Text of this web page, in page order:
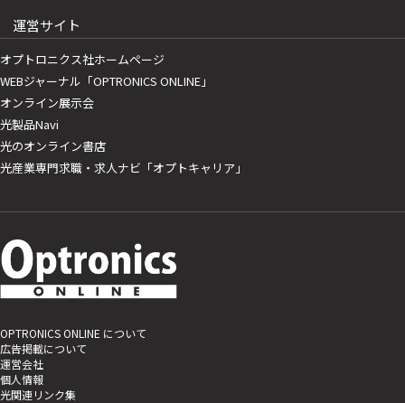
運営サイト
オプトロニクス社ホームページ
WEBジャーナル「OPTRONICS ONLINE」
オンライン展示会
光製品Navi
光のオンライン書店
光産業専門求職・求人ナビ「オプトキャリア」
OPTRONICS ONLINE について
広告掲載について
運営会社
個人情報
光関連リンク集